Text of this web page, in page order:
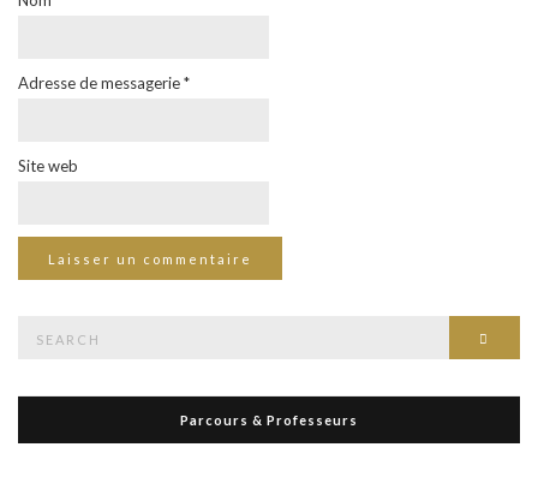
Adresse de messagerie*
Site web
for:
Parcours & Professeurs